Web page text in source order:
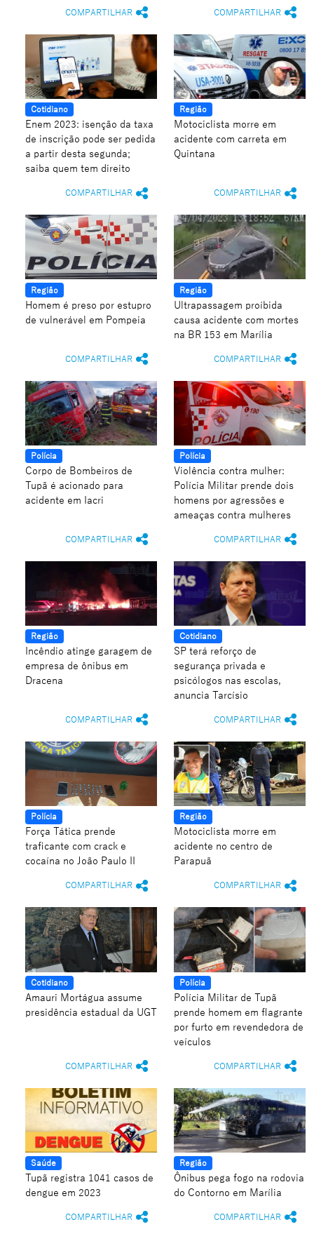
COMPARTILHAR COMPARTILHAR
Cotidiano
Enem 2023: isenção da taxa
de inscrição pode ser pedida
a partir desta segunda;
saiba quem tem direito
COMPARTILHAR
Região
Motociclista morre em
acidente com carreta em
Quintana
COMPARTILHAR
Região
Homem é preso por estupro
de vulnerável em Pompeia
COMPARTILHAR
Região
Ultrapassagem proíbida
causa acidente com mortes
na BR 153 em Marília
COMPARTILHAR
Polícia
Corpo de Bombeiros de
Tupã é acionado para
acidente em Iacri
COMPARTILHAR
Polícia
Violência contra mulher:
Polícia Militar prende dois
homens por agressões e
ameaças contra mulheres
COMPARTILHAR
Região
Incêndio atinge garagem de
empresa de ônibus em
Dracena
COMPARTILHAR
Cotidiano
SP terá reforço de
segurança privada e
psicólogos nas escolas,
anuncia Tarcísio
COMPARTILHAR
Polícia
Força Tática prende
traficante com crack e
cocaína no João Paulo II
COMPARTILHAR
Região
Motociclista morre em
acidente no centro de
Parapuã
COMPARTILHAR
Cotidiano
Amauri Mortágua assume
presidência estadual da UGT
COMPARTILHAR
Polícia
Polícia Militar de Tupã
prende homem em flagrante
por furto em revendedora de
veículos
COMPARTILHAR
Saúde
Tupã registra 1041 casos de
dengue em 2023
COMPARTILHAR
Região
Ônibus pega fogo na rodovia
do Contorno em Marília
COMPARTILHAR